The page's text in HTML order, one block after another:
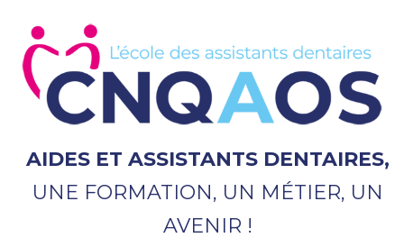
contenu
principal
AIDES ET ASSISTANTS DENTAIRES,
UNE FORMATION, UN MÉTIER, UN
AVENIR !